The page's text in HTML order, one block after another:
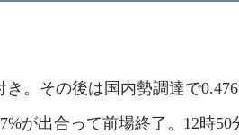
。その後は国内勢調達で
が出合って前場終了。12時50